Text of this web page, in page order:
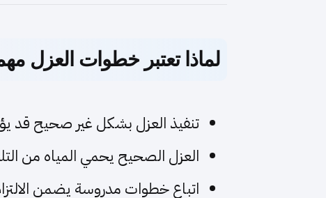
لماذا تعتبر خطوات العزل
تنفيذ العزل بشكل غير صحيح قد
العزل الصحيح يحمي المياه من
اتباع خطوات مدروسة يضمن